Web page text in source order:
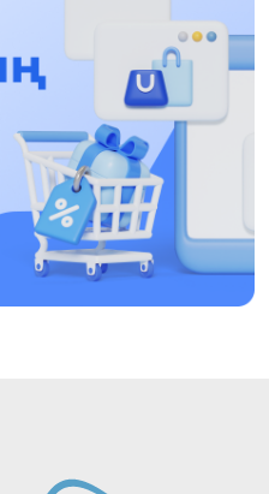
1 H2O» жарысын
жоспарлануда
күшті